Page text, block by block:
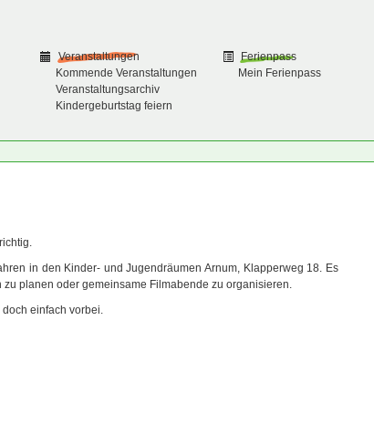
Veranstaltungen
Kommende Veranstaltungen
Veranstaltungsarchiv
Kindergeburtstag feiern
Ferienpass
Mein Ferienpass
in den Kinder- und Jugendräumen Arnum, Klapperweg 18. Es
planen oder gemeinsame Filmabende zu organisieren.
einfach vorbei.